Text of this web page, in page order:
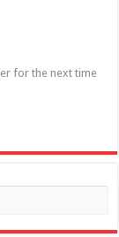
for the next time